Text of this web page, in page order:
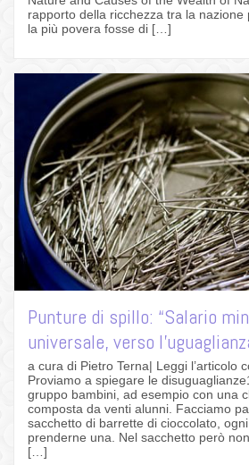
rapporto della ricchezza tra la nazione
la più povera fosse di […]
Punture di spillo: “Salario
universale, verso
a cura di Pietro Terna| Leggi l’articolo
Proviamo a spiegare le
gruppo bambini, ad esempio con una
composta da venti alunni. Facciamo
sacchetto di barrette di cioccolato,
prenderne una. Nel sacchetto però
[…]